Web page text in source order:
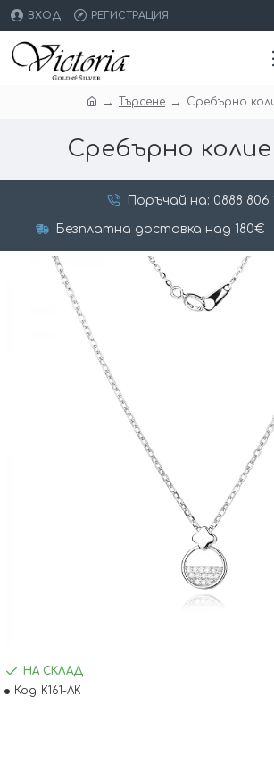
ВХОД РЕГИСТРАЦИЯ
Търсене Сребърно
Сребърно
Поръчай на: 0888 806
Безплатна доставка над 180€
НА СКЛАД
Код: K161-AK